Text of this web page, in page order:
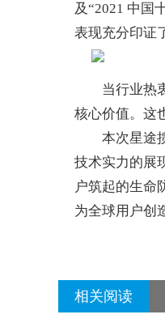
及“2021 中国
表现充分印证
当行业热衷
核心价值。这
本次星途揽
技术实力的展
户筑起的生命
为全球用户创
相关阅读